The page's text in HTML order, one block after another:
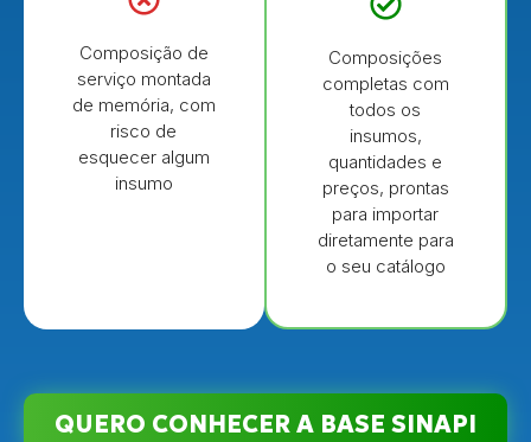
Composição de
serviço montada
de memória, com
risco de
esquecer algum
insumo
Composições
completas com
todos os
insumos,
quantidades e
preços, prontas
para importar
diretamente para
o seu catálogo
QUERO CONHECER A BASE SINAPI